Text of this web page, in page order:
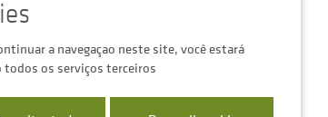
a navegaçao neste site, você estará
todos os serviços terceiros